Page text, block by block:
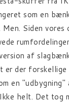
som en
Men. Siden
af
er der forskellige
en
helt. Det tog